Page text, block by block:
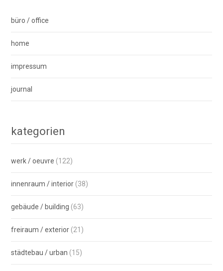
büro / office
home
impressum
journal
kategorien
werk / oeuvre (122)
innenraum / interior (38)
gebäude / building (63)
freiraum / exterior (21)
städtebau / urban (15)